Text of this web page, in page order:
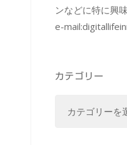
ンなどに特に興
e-mail:
カテゴリー